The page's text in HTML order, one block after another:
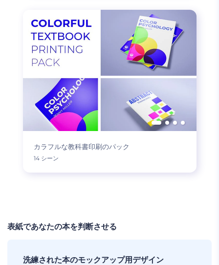
カラフルな教科書印刷のパック
14 シーン
表紙であなたの本を判断させる
洗練された本のモックアップ用デザイン